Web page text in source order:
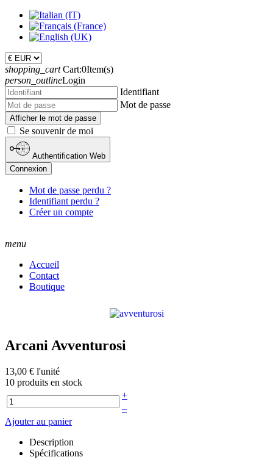
shopping_cart Cart:0Item(s)
person_outlineLogin
Identifiant
Mot de passe
Afficher le mot de passe
Se souvenir de moi
Authentification Web
Connexion
Mot de passe perdu ?
Identifiant perdu ?
Créer un compte
menu
Accueil
Contact
Boutique
Arcani Avventurosi
13,00 € l'unité
10 produits en stock
+
–
Ajouter au panier
Description
Spécifications